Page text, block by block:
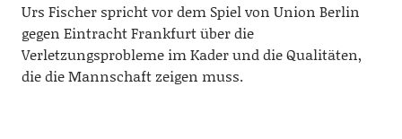
Urs Fischer spricht vor dem Spiel von Union Berlin
gegen Eintracht Frankfurt über die
Verletzungsprobleme im Kader und die Qualitäten,
die die Mannschaft zeigen muss.